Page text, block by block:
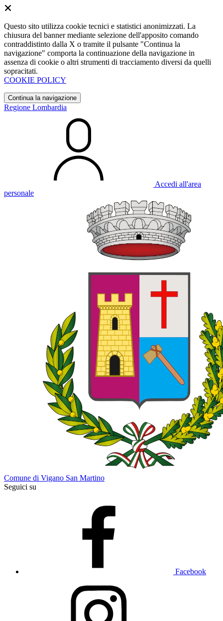
Questo sito utilizza cookie tecnici e statistici anonimizzati. La
chiusura del banner mediante selezione dell'apposito comando
contraddistinto dalla X o tramite il pulsante "Continua la
navigazione" comporta la continuazione della navigazione in
assenza di cookie o altri strumenti di tracciamento diversi da quelli
sopracitati.
COOKIE POLICY
Continua la navigazione
Regione Lombardia
Accedi all'area
personale
Comune di Vigano San Martino
Seguici su
Facebook